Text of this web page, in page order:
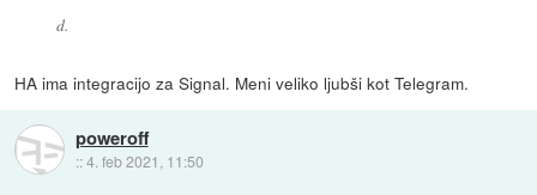
d.
HA ima integracijo za Signal. Meni veliko ljubši kot Telegram.
poweroff
::4. feb 2021, 11:50